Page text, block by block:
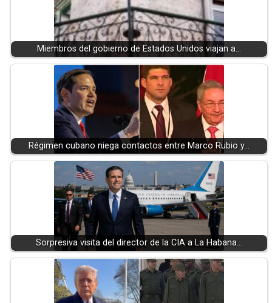
Miembros del gobierno de Estados Unidos viajan a…
Régimen cubano niega contactos entre Marco Rubio y…
Sorpresiva visita del director de la CIA a La Habana…